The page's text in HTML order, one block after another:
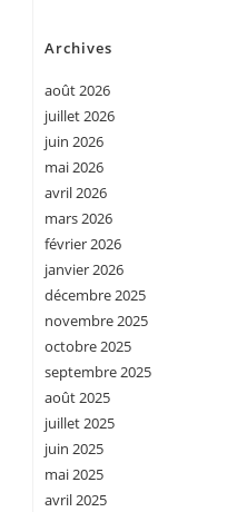
Archives
août 2026
juillet 2026
juin 2026
mai 2026
avril 2026
mars 2026
février 2026
janvier 2026
décembre 2025
novembre 2025
octobre 2025
septembre 2025
août 2025
juillet 2025
juin 2025
mai 2025
avril 2025